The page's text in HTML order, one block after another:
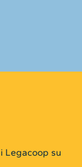
Legacoop su